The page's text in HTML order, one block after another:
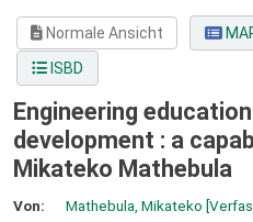
Normale Ansicht
ISBD
Engineering
development : a
Mikateko Mathebula
Von: Mathebula, Mikateko